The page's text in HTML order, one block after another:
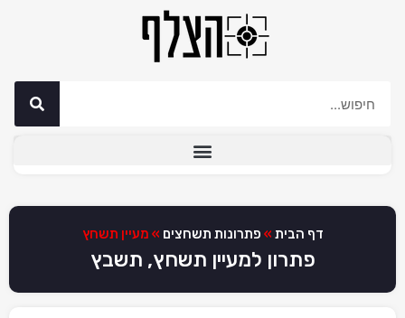
דף הבית » פתרונות תשחצים » מעיין תשחץ
פתרון למעיין תשחץ, תשבץ